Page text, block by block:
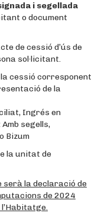
i segellada
o document
de cessió d’ús de
sol·licitant.
la cessió corresponent
de la
Ingrés en
segells,
Bizum
la unitat de
serà la declaració de
de 2024